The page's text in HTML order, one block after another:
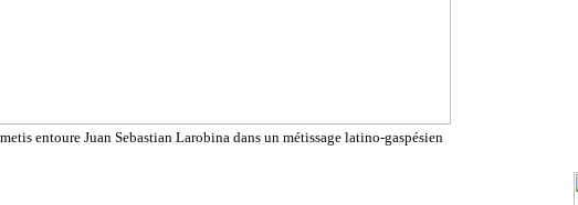
entoure Juan Sebastian Larobina dans un métissage latino-gaspésien